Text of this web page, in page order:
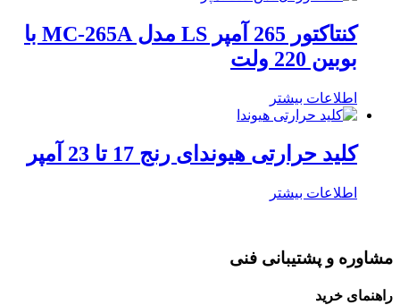
کنتاکتور 265 آمپر LS مدل MC-265A با
بوبین 220 ولت
اطلاعات بیشتر
کلید حرارتی هیوندای رنج 17 تا 23 آمپر
اطلاعات بیشتر
مشاوره و پشتیبانی فنی
راهنمای خرید